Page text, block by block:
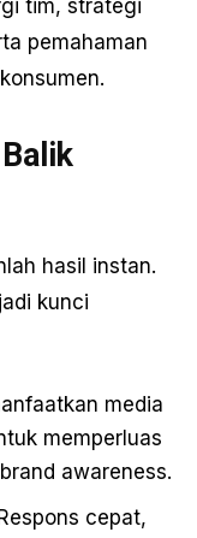
tim, strategi
pemahaman
hasil instan.
kunci
media
memperluas
awareness.
cepat,